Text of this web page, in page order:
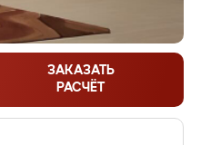
ЗАКАЗАТЬ
РАСЧЁТ